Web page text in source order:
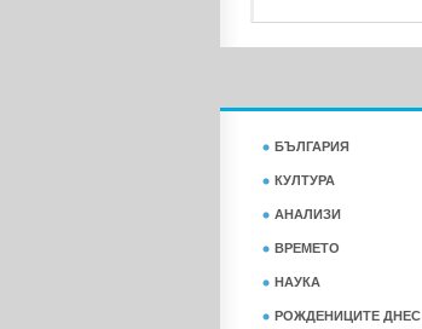
БЪЛГАРИЯ
КУЛТУРА
АНАЛИЗИ
ВРЕМЕТО
НАУКА
РОЖДЕНИЦИТЕ ДНЕС